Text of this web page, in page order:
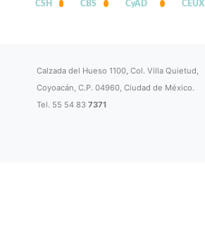
CSH CBS CyAD CEUX
Calzada del Hueso 1100, Col. Villa Quietud,
Coyoacán, C.P. 04960, Ciudad de México.
Tel. 55 54 837371